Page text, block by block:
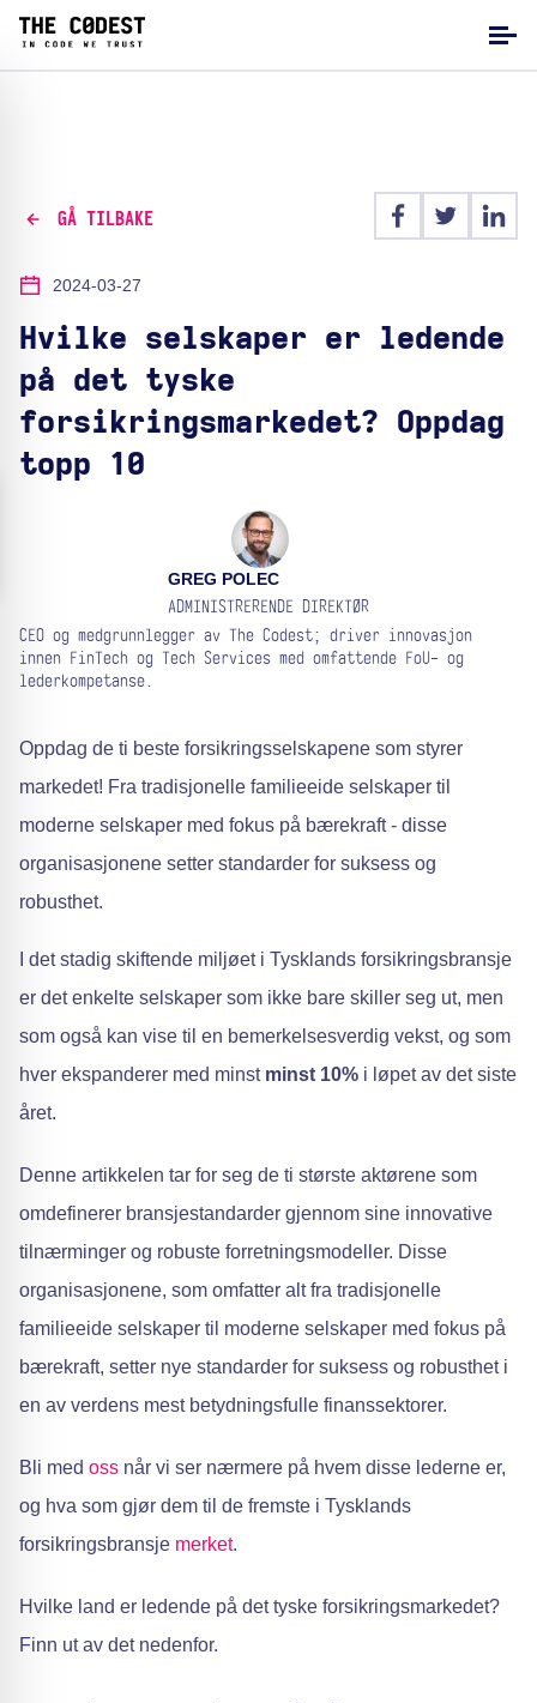
GÅ TILBAKE
2024-03-27
Hvilke selskaper er ledende
på det tyske
forsikringsmarkedet? Oppdag
topp 10
GREG POLEC
ADMINISTRERENDE DIREKTØR
CEO og medgrunnlegger av The Codest; driver innovasjon
innen FinTech og Tech Services med omfattende FoU- og
lederkompetanse.
Oppdag de ti beste forsikringsselskapene som styrer
markedet! Fra tradisjonelle familieeide selskaper til
moderne selskaper med fokus på bærekraft - disse
organisasjonene setter standarder for suksess og
robusthet.
I det stadig skiftende miljøet i Tysklands forsikringsbransje
er det enkelte selskaper som ikke bare skiller seg ut, men
som også kan vise til en bemerkelsesverdig vekst, og som
hver ekspanderer med minst minst 10% i løpet av det siste
året.
Denne artikkelen tar for seg de ti største aktørene som
omdefinerer bransjestandarder gjennom sine innovative
tilnærminger og robuste forretningsmodeller. Disse
organisasjonene, som omfatter alt fra tradisjonelle
familieeide selskaper til moderne selskaper med fokus på
bærekraft, setter nye standarder for suksess og robusthet i
en av verdens mest betydningsfulle finanssektorer.
Bli med oss når vi ser nærmere på hvem disse lederne er,
og hva som gjør dem til de fremste i Tysklands
forsikringsbransje merket.
Hvilke land er ledende på det tyske forsikringsmarkedet?
Finn ut av det nedenfor.